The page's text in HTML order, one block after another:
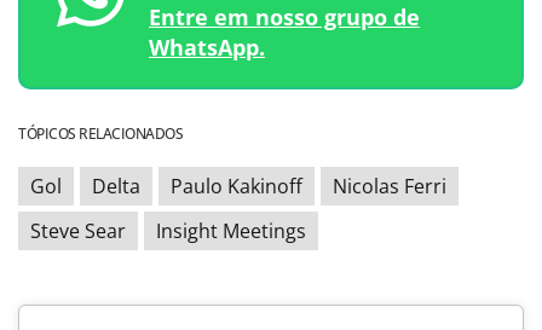
Entre em nosso grupo de
WhatsApp.
TÓPICOS RELACIONADOS
Gol Delta Paulo Kakinoff
Nicolas Ferri
Steve Sear
Insight Meetings